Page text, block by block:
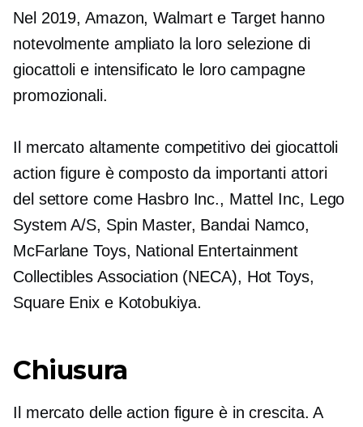
Nel 2019, Amazon, Walmart e Target hanno
notevolmente ampliato la loro selezione di
giocattoli e intensificato le loro campagne
promozionali.
Il mercato altamente competitivo dei giocattoli
action figure è composto da importanti attori
del settore come Hasbro Inc., Mattel Inc, Lego
System A/S, Spin Master, Bandai Namco,
McFarlane Toys, National Entertainment
Collectibles Association (NECA), Hot Toys,
Square Enix e Kotobukiya.
Chiusura
Il mercato delle action figure è in crescita. A